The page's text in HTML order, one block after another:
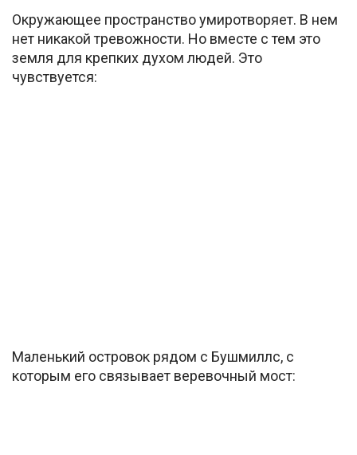
Окружающее пространство умиротворяет. В нем
нет никакой тревожности. Но вместе с тем это
земля для крепких духом людей. Это
чувствуется:
Маленький островок рядом с Бушмиллс, с
которым его связывает веревочный мост: